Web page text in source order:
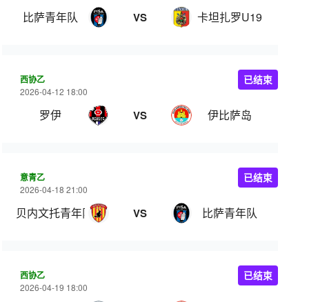
比萨青年队 VS 卡坦扎罗U19
西协乙
2026-04-12 18:00
罗伊 VS 伊比萨岛
已结束
意青乙
2026-04-18 21:00
贝内文托青年队 VS 比萨青年队
已结束
西协乙
2026-04-19 18:00
已结束